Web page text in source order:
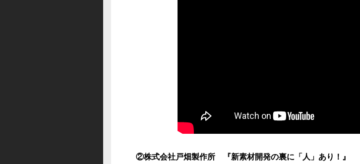
②株式会社戸畑製作所 『新素材開発の裏に「人」あり！』